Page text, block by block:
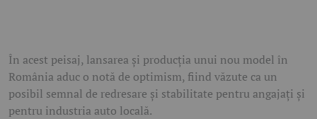
În acest peisaj, lansarea și producția unui nou model în
România aduc o notă de optimism, fiind văzute ca un
posibil semnal de redresare și stabilitate pentru angajați și
pentru industria auto locală.